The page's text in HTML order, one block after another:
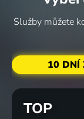
Služby můžete
10 DNÍ
TOP